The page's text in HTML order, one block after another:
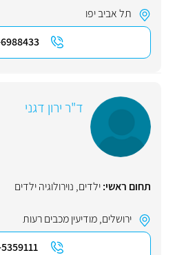
תל אביב יפו
ד"ר ירון דגני
תחום ראשי:ילדים, נוירולוגיה ילדים
ירושלים,מודיעין מכבים רעות